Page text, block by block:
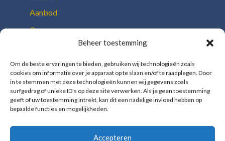
Beheer toestemming
Om de beste ervaringen te bieden, gebruiken wij technologieën zoals
cookies om informatie over je apparaat op te slaan en/of te raadplegen. Door
in te stemmen met deze technologieën kunnen wij gegevens zoals
surfgedrag of unieke ID's op deze site verwerken. Als je geen toestemming
geeft of uw toestemming intrekt, kan dit een nadelige invloed hebben op
bepaalde functies en mogelijkheden.
Accepteren
Aanbod
Over ons
Onze toolbox
Berichten
Contact